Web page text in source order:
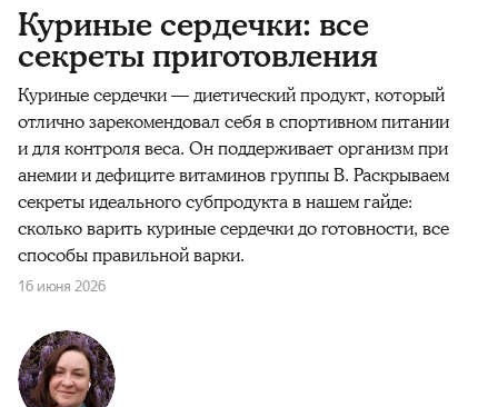
Куриные сердечки: все
секреты приготовления
Куриные сердечки — диетический продукт, который
отлично зарекомендовал себя в спортивном питании
и для контроля веса. Он поддерживает организм при
анемии и дефиците витаминов группы B. Раскрываем
секреты идеального субпродукта в нашем гайде:
сколько варить куриные сердечки до готовности, все
способы правильной варки.
16 июня 2026